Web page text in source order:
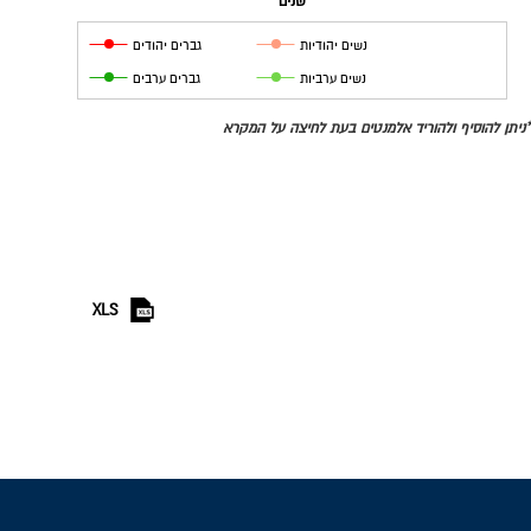
גברים יהודים נשים יהודיות
גברים ערבים נשים ערביות
*ניתן להוסיף ולהוריד אלמנטים בעת לחיצה על המקרא
XLS